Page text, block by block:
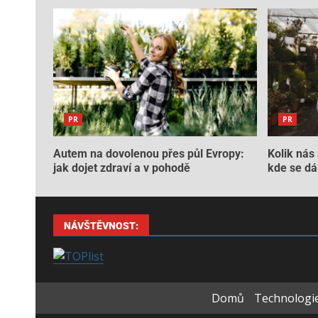
PR
Autem na dovolenou přes půl Evropy:
jak dojet zdraví a v pohodě
PR
Kolik nás
kde se
NÁVŠTĚVNOST:
Domů